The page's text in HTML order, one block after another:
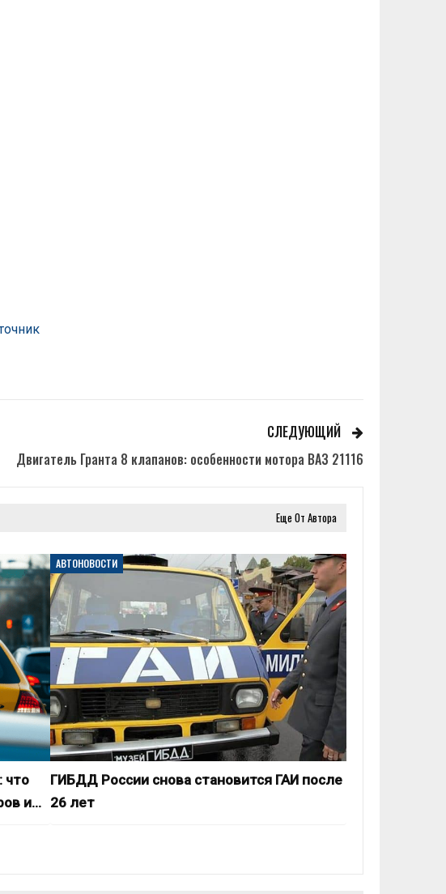
СЛЕДУЮЩИЙ
Двигатель Гранта 8 клапанов: особенности мотора ВАЗ 21116
Еще От Автора
что
и…
АВТОНОВОСТИ
ГИБДД России снова становится ГАИ после
26 лет